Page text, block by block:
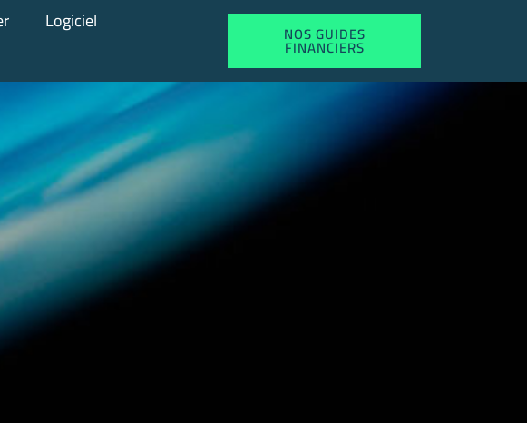
Logiciel NOS GUIDES
FINANCIERS